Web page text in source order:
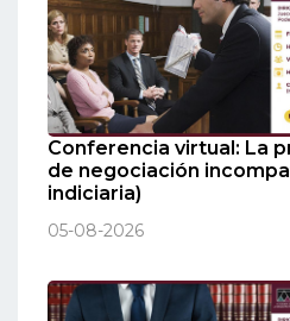
Conferencia virtual: La
de negociación
indiciaria)
05-08-2026